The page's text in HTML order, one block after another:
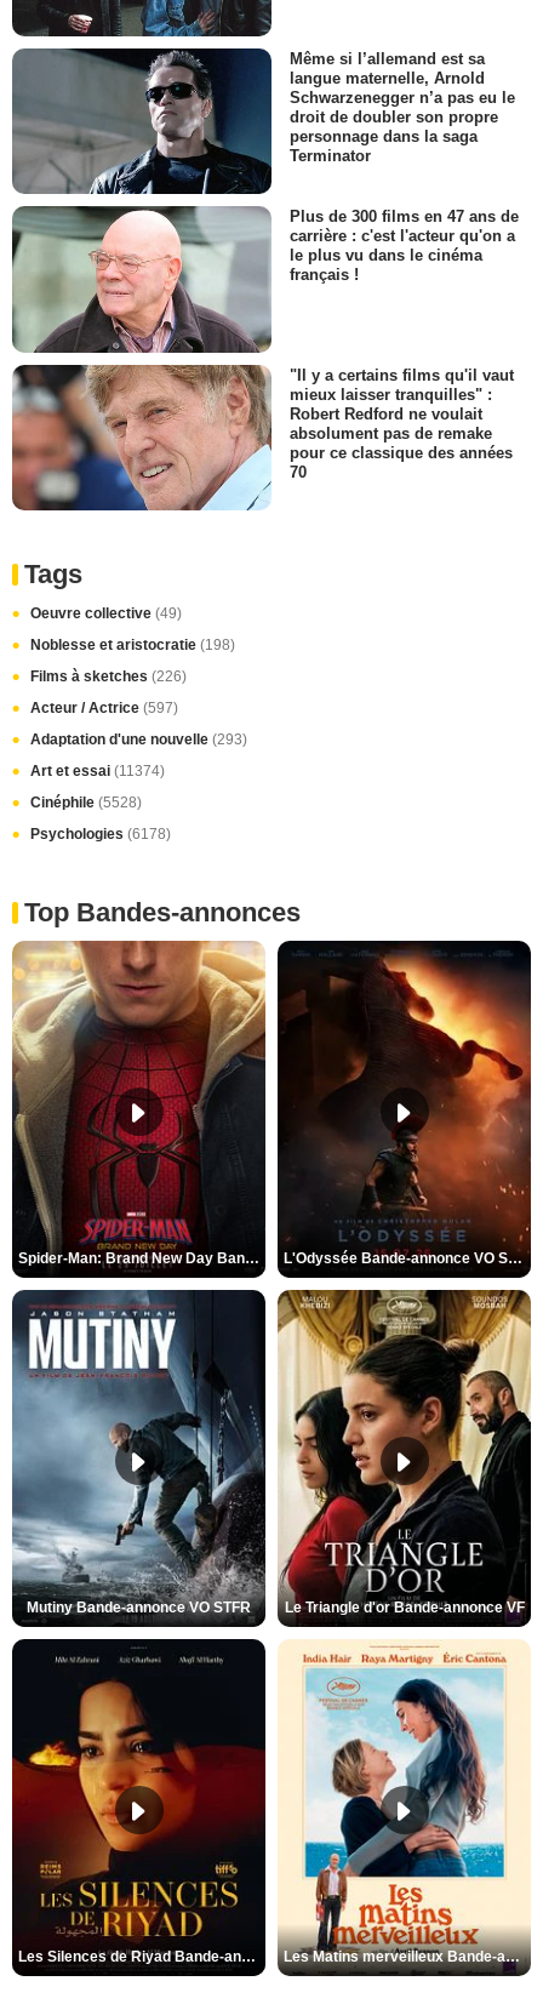
Même si l’allemand est sa
langue maternelle, Arnold
Schwarzenegger n’a pas eu le
droit de doubler son propre
personnage dans la saga
Terminator
Plus de 300 films en 47 ans de
carrière : c'est l'acteur qu'on a
le plus vu dans le cinéma
français !
"Il y a certains films qu'il vaut
mieux laisser tranquilles" :
Robert Redford ne voulait
absolument pas de remake
pour ce classique des années
70
Tags
Oeuvre collective (49)
Noblesse et aristocratie (198)
Films à sketches (226)
Acteur / Actrice (597)
Adaptation d'une nouvelle (293)
Art et essai (11374)
Cinéphile (5528)
Psychologies (6178)
Top Bandes-annonces
Spider-Man: Brand New Day Bande-annonce VO STFR L'Odyssée Bande-annonce VO STFR
Mutiny Bande-annonce VO STFR Le Triangle d'or Bande-annonce VF
Les Silences de Riyad Bande-annonce VO STFR Les Matins merveilleux Bande-annonce VF